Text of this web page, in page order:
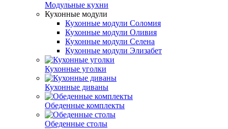
Модульные кухни
Кухонные модули
Кухонные модули Соломия
Кухонные модули Оливия
Кухонные модули Селена
Кухонные модули Элизабет
Кухонные уголки
Кухонные диваны
Обеденные комплекты
Обеденные столы